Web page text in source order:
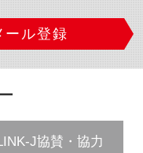
ール登録
J協賛・協力